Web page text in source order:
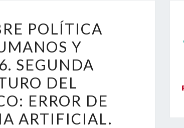
POLÍTICA
Y
SEGUNDA
DEL
ERROR DE
ARTIFICIAL.